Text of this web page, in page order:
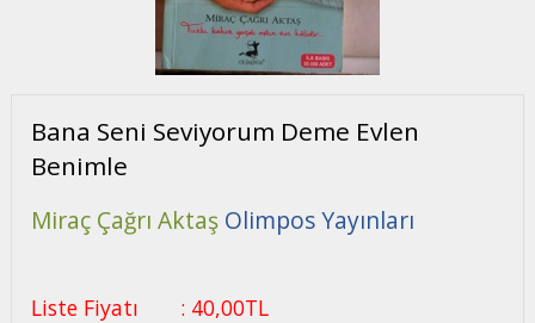
Bana Seni Seviyorum Deme Evlen
Benimle
Miraç Çağrı Aktaş Olimpos Yayınları
Liste Fiyatı : 40,00TL